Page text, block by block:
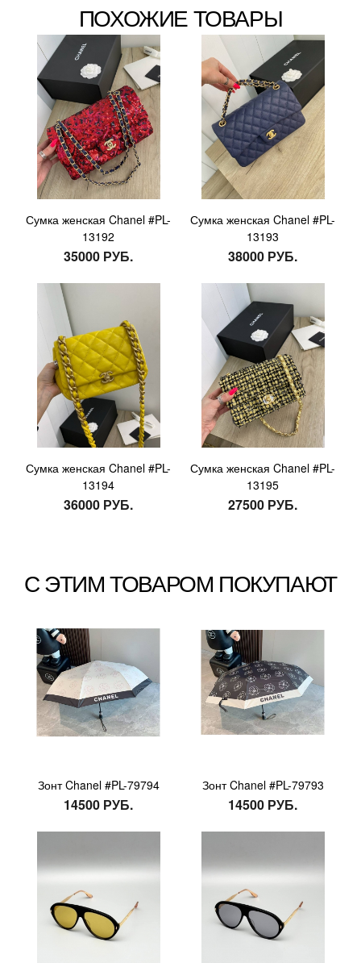
ПОХОЖИЕ ТОВАРЫ
Сумка женская Chanel #PL-
13192
35000 РУБ.
Сумка женская Chanel #PL-
13193
38000 РУБ.
Сумка женская Chanel #PL-
13194
36000 РУБ.
Сумка женская Chanel #PL-
13195
27500 РУБ.
С ЭТИМ ТОВАРОМ ПОКУПАЮТ
Зонт Chanel #PL-79794
14500 РУБ.
Зонт Chanel #PL-79793
14500 РУБ.